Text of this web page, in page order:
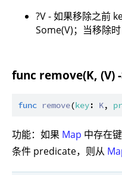
?V - 如果移除之前
Some(V)；当移除
func remove(K, (V)
func remove(key: K,
功能：如果 Map 中存在
条件 predicate，则从